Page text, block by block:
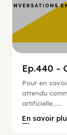
Ep.440 -
Pour en
attendu
artificielle…...
En savoir